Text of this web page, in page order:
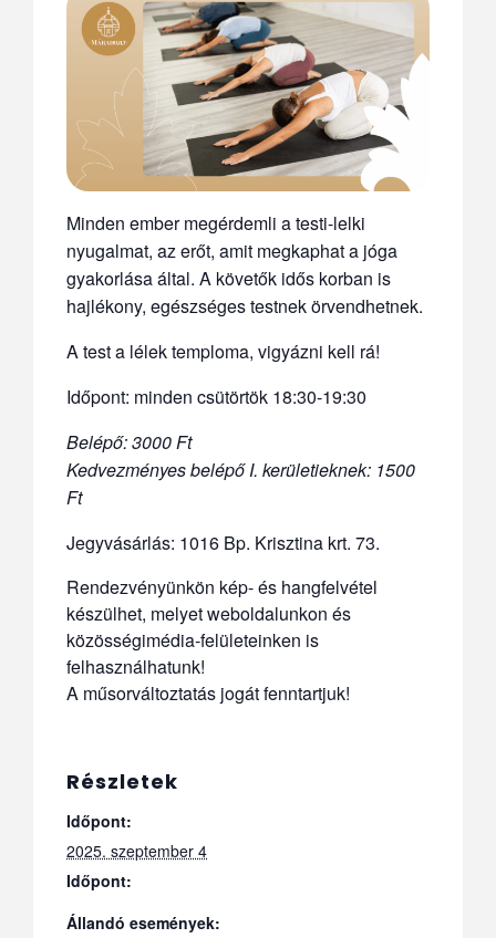
Minden ember megérdemli a testi-lelki
nyugalmat, az erőt, amit megkaphat a jóga
gyakorlása által. A követők idős korban is
hajlékony, egészséges testnek örvendhetnek.
A test a lélek temploma, vigyázni kell rá!
Időpont: minden csütörtök 18:30-19:30
Belépő: 3000 Ft
Kedvezményes belépő I. kerületieknek: 1500
Ft
Jegyvásárlás: 1016 Bp. Krisztina krt. 73.
Rendezvényünkön kép- és hangfelvétel
készülhet, melyet weboldalunkon és
közösségimédia-felületeinken is
felhasználhatunk!
A műsorváltoztatás jogát fenntartjuk!
Részletek
Időpont:
2025. szeptember 4
Időpont:
Állandó események: